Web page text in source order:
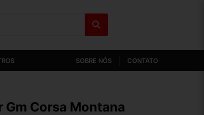
SOBRE NÓS CONTATO
Corsa Montana